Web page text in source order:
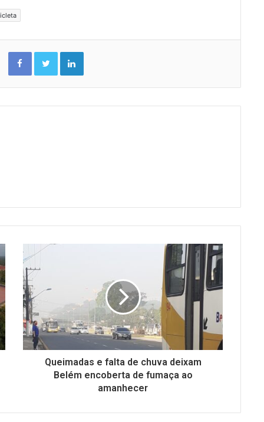
FacebookTwitterLinkedin
Queimadas e falta de chuva deixam
Belém encoberta de fumaça ao
amanhecer